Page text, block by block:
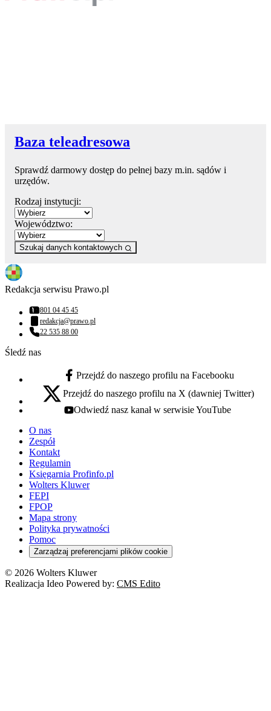
Baza teleadresowa
Sprawdź darmowy dostęp do pełnej bazy m.in. sądów i
urzędów.
Rodzaj instytucji:
Województwo:
Szukaj danych kontaktowych
Redakcja serwisu Prawo.pl
Numer telefonu:
801 04 45 45
Adres email:
redakcja@prawo.pl
Numer telefonu:
22 535 88 00
Śledź nas
facebook - otwiera się w nowej karcie
Przejdź do naszego profilu na Facebooku
x - otwiera się w nowej karcie
Przejdź do naszego profilu na X (dawniej Twitter)
youtube - otwiera się w nowej karcie
Odwiedź nasz kanał w serwisie YouTube
O nas
Zespół
Kontakt
Regulamin
Księgarnia Profinfo.pl
Wolters Kluwer
FEPI
FPOP
Mapa strony
Polityka prywatności
Pomoc
Zarządzaj preferencjami plików cookie
© 2026 Wolters Kluwer
Realizacja Ideo Powered by: CMS Edito